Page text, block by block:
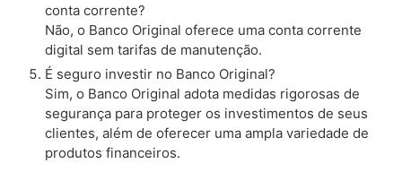
conta corrente?
Não, o Banco Original oferece uma conta corrente
digital sem tarifas de manutenção.
É seguro investir no Banco Original?
Sim, o Banco Original adota medidas rigorosas de
segurança para proteger os investimentos de seus
clientes, além de oferecer uma ampla variedade de
produtos financeiros.